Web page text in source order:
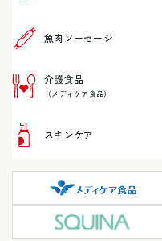
魚肉ソーセージ
介護食品
（メディケア食品）
スキンケア